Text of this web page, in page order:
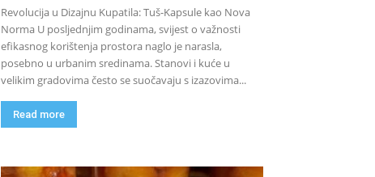
Revolucija u Dizajnu Kupatila: Tuš-Kapsule kao Nova
Norma U posljednjim godinama, svijest o važnosti
efikasnog korištenja prostora naglo je narasla,
posebno u urbanim sredinama. Stanovi i kuće u
velikim gradovima često se suočavaju s izazovima...
Read more